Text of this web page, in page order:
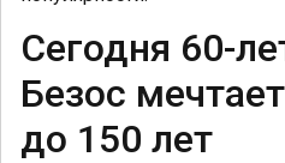
Сегодня 60-
Безос
до 150 лет